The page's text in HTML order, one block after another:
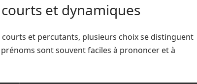
et dynamiques
et percutants, plusieurs choix se distinguent
sont souvent faciles à prononcer et à